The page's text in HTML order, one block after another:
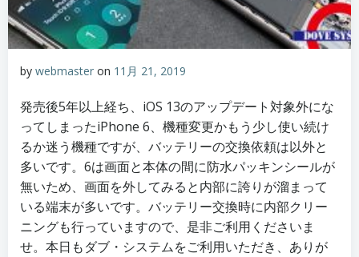
by webmaster on 11月 21, 2019
発売後5年以上経ち、iOS 13のアップデート対象外にな
ってしまったiPhone 6、機種変更かもう少し使い続け
るか迷う機種ですが、バッテリーの交換依頼は以外と
多いです。6は画面と本体の間に防水パッキンシールが
無いため、画面を外してみると内部に誇りが溜まって
いる端末が多いです。バッテリー交換時に内部クリー
ニングも行っていますので、是非ご利用くださいま
せ。本日もダブ・システムをご利用いただき、ありが